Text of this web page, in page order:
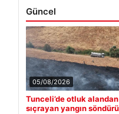
Güncel
05/08/2026
Tunceli’de otluk
sıçrayan yangın